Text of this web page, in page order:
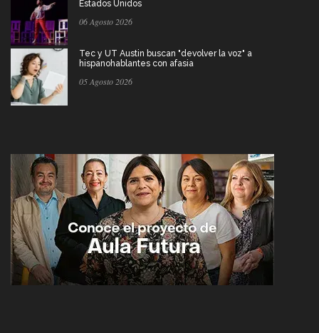
Estados Unidos
06 Agosto 2026
Tec y UT Austin buscan "devolver la voz" a
hispanohablantes con afasia
05 Agosto 2026